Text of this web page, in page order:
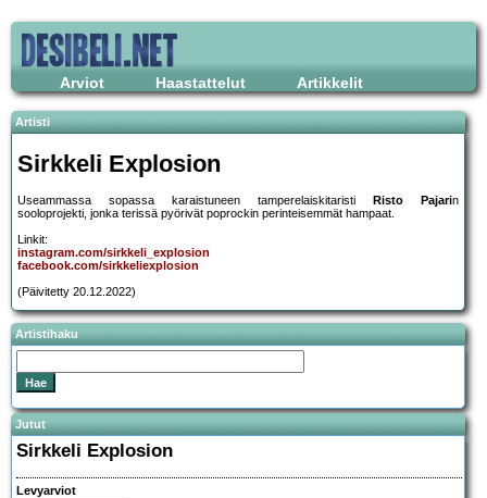
Arviot Haastattelut Artikkelit
Artisti
Sirkkeli Explosion
Useammassa sopassa karaistuneen tamperelaiskitaristi Risto Pajarin
sooloprojekti, jonka terissä pyörivät poprockin perinteisemmät hampaat.
Linkit:
instagram.com/sirkkeli_explosion
facebook.com/sirkkeliexplosion
(Päivitetty 20.12.2022)
Artistihaku
Jutut
Sirkkeli Explosion
Levyarviot